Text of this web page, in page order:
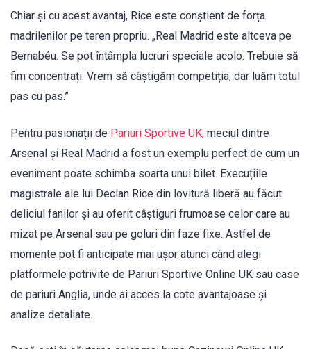
Chiar și cu acest avantaj, Rice este conștient de forța
madrilenilor pe teren propriu. „Real Madrid este altceva pe
Bernabéu. Se pot întâmpla lucruri speciale acolo. Trebuie să
fim concentrați. Vrem să câștigăm competiția, dar luăm totul
pas cu pas.”
Pentru pasionații de Pariuri Sportive UK, meciul dintre
Arsenal și Real Madrid a fost un exemplu perfect de cum un
eveniment poate schimba soarta unui bilet. Execuțiile
magistrale ale lui Declan Rice din lovitură liberă au făcut
deliciul fanilor și au oferit câștiguri frumoase celor care au
mizat pe Arsenal sau pe goluri din faze fixe. Astfel de
momente pot fi anticipate mai ușor atunci când alegi
platformele potrivite de Pariuri Sportive Online UK sau case
de pariuri Anglia, unde ai acces la cote avantajoase și
analize detaliate.